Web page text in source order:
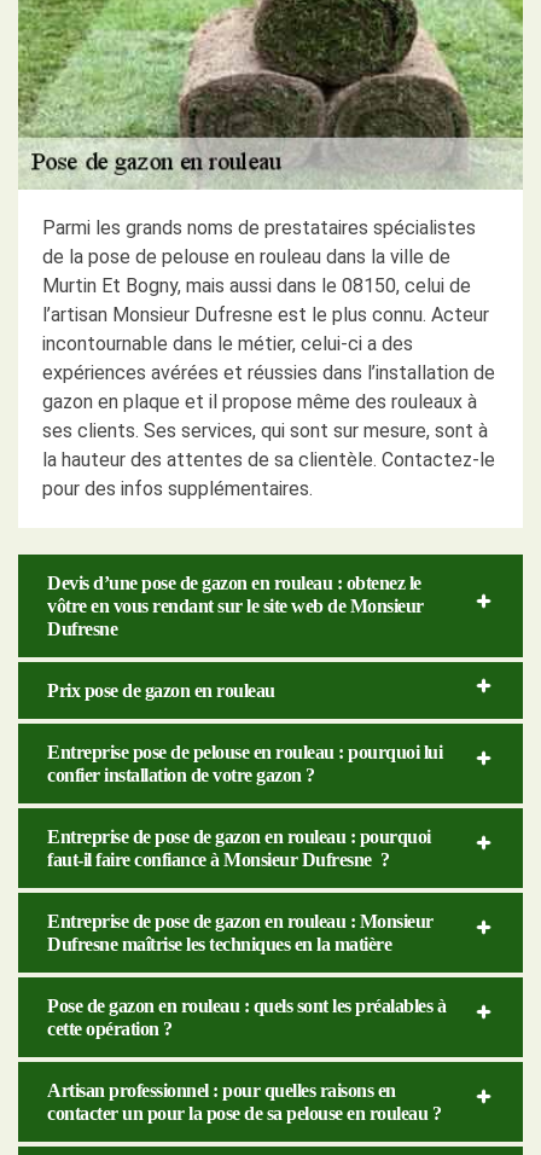
Parmi les grands noms de prestataires spécialistes
de la pose de pelouse en rouleau dans la ville de
Murtin Et Bogny, mais aussi dans le 08150, celui de
l’artisan Monsieur Dufresne est le plus connu. Acteur
incontournable dans le métier, celui-ci a des
expériences avérées et réussies dans l’installation de
gazon en plaque et il propose même des rouleaux à
ses clients. Ses services, qui sont sur mesure, sont à
la hauteur des attentes de sa clientèle. Contactez-le
pour des infos supplémentaires.
Devis d’une pose de gazon en rouleau : obtenez le
vôtre en vous rendant sur le site web de Monsieur
Dufresne
Prix pose de gazon en rouleau
Entreprise pose de pelouse en rouleau : pourquoi lui
confier installation de votre gazon ?
Entreprise de pose de gazon en rouleau : pourquoi
faut-il faire confiance à Monsieur Dufresne ?
Entreprise de pose de gazon en rouleau : Monsieur
Dufresne maîtrise les techniques en la matière
Pose de gazon en rouleau : quels sont les préalables à
cette opération ?
Artisan professionnel : pour quelles raisons en
contacter un pour la pose de sa pelouse en rouleau ?